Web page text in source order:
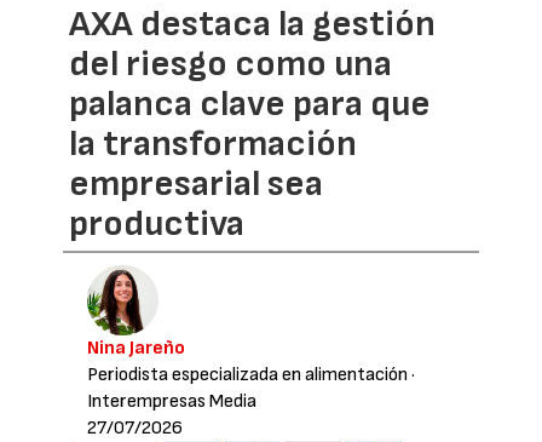
AXA destaca la gestión
del riesgo como una
palanca clave para que
la transformación
empresarial sea
productiva
Nina Jareño
Periodista especializada en alimentación ·
Interempresas Media
27/07/2026